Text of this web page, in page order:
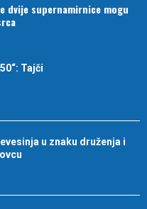
dvije supernamirnice mogu
Tajči
u znaku druženja i